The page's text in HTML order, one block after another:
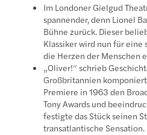
Im Londoner Gielgud
spannender, denn Lionel
Bühne zurück. Dieser
Klassiker wird nun für
die Herzen der Menschen
„Oliver!“ schrieb
Großbritannien
Premiere in 1963 den
Tony Awards und
festigte das Stück seinen
transatlantische Sensation.